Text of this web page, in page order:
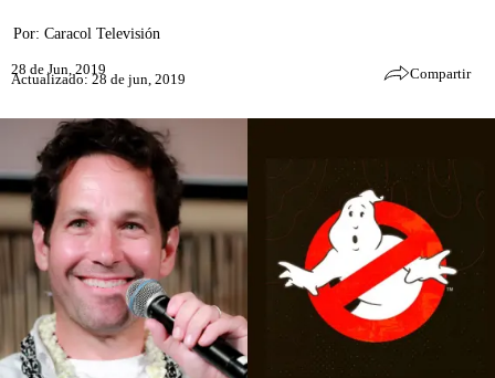
Por: Caracol Televisión
28 de Jun, 2019
Actualizado: 28 de jun, 2019 Compartir